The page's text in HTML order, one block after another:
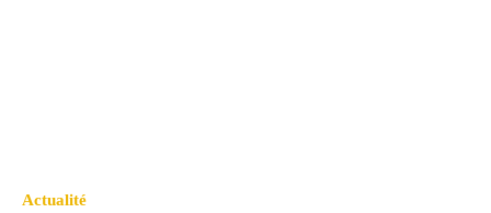
Actualité